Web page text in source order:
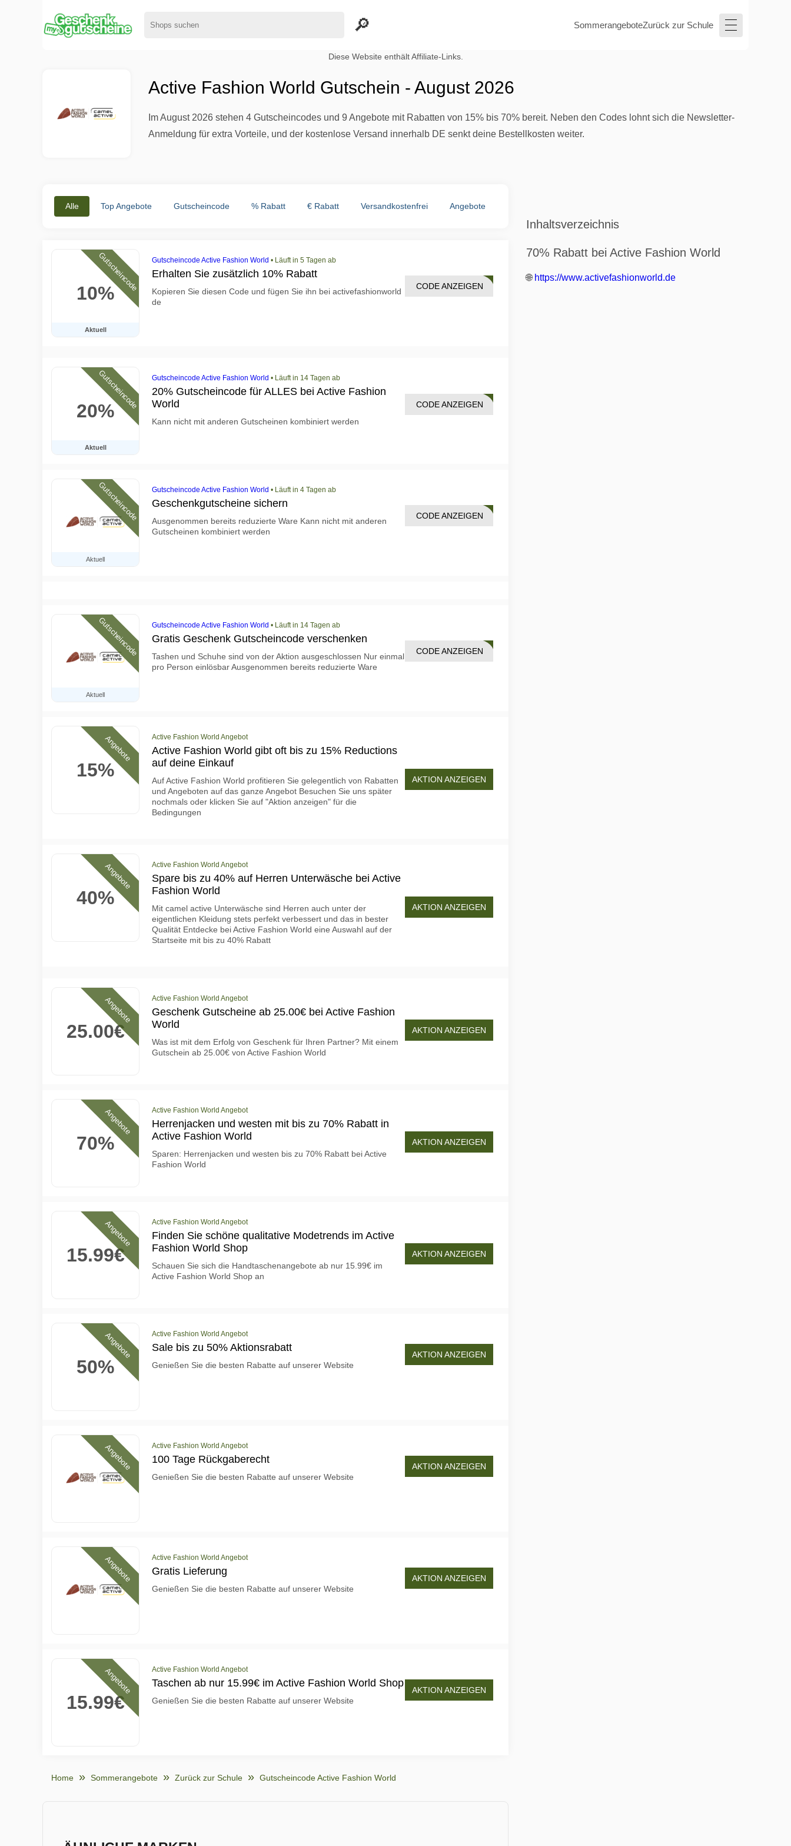
SommerangeboteZurück zur Schule
Diese Website enthält Affiliate-Links.
Active Fashion World Gutschein - August 2026
Im August 2026 stehen 4 Gutscheincodes und 9 Angebote mit Rabatten von 15% bis 70% bereit. Neben den Codes lohnt sich die Newsletter-
Anmeldung für extra Vorteile, und der kostenlose Versand innerhalb DE senkt deine Bestellkosten weiter.
Alle Top Angebote Gutscheincode % Rabatt € Rabatt Versandkostenfrei Angebote
10%
Aktuell
Gutscheincode Gutscheincode Active Fashion World • Läuft in 5 Tagen ab
Erhalten Sie zusätzlich 10% Rabatt
Kopieren Sie diesen Code und fügen Sie ihn bei activefashionworld
de
LE10
CODE ANZEIGEN
20%
Aktuell
Gutscheincode Gutscheincode Active Fashion World • Läuft in 14 Tagen ab
20% Gutscheincode für ALLES bei Active Fashion
World
Kann nicht mit anderen Gutscheinen kombiniert werden
AR20
CODE ANZEIGEN
Aktuell
Gutscheincode Gutscheincode Active Fashion World • Läuft in 4 Tagen ab
Geschenkgutscheine sichern
Ausgenommen bereits reduzierte Ware Kann nicht mit anderen
Gutscheinen kombiniert werden
TTLE
CODE ANZEIGEN
Aktuell
Gutscheincode Gutscheincode Active Fashion World • Läuft in 14 Tagen ab
Gratis Geschenk Gutscheincode verschenken
Tashen und Schuhe sind von der Aktion ausgeschlossen Nur einmal
pro Person einlösbar Ausgenommen bereits reduzierte Ware
OOTH
CODE ANZEIGEN
15%
Angebote Active Fashion World Angebot
Active Fashion World gibt oft bis zu 15% Reductions
auf deine Einkauf
Auf Active Fashion World profitieren Sie gelegentlich von Rabatten
und Angeboten auf das ganze Angebot Besuchen Sie uns später
nochmals oder klicken Sie auf "Aktion anzeigen" für die
Bedingungen
AKTION ANZEIGEN
40%
Angebote Active Fashion World Angebot
Spare bis zu 40% auf Herren Unterwäsche bei Active
Fashion World
Mit camel active Unterwäsche sind Herren auch unter der
eigentlichen Kleidung stets perfekt verbessert und das in bester
Qualität Entdecke bei Active Fashion World eine Auswahl auf der
Startseite mit bis zu 40% Rabatt
AKTION ANZEIGEN
25.00€
Angebote Active Fashion World Angebot
Geschenk Gutscheine ab 25.00€ bei Active Fashion
World
Was ist mit dem Erfolg von Geschenk für Ihren Partner? Mit einem
Gutschein ab 25.00€ von Active Fashion World
AKTION ANZEIGEN
70%
Angebote Active Fashion World Angebot
Herrenjacken und westen mit bis zu 70% Rabatt in
Active Fashion World
Sparen: Herrenjacken und westen bis zu 70% Rabatt bei Active
Fashion World
AKTION ANZEIGEN
15.99€
Angebote Active Fashion World Angebot
Finden Sie schöne qualitative Modetrends im Active
Fashion World Shop
Schauen Sie sich die Handtaschenangebote ab nur 15.99€ im
Active Fashion World Shop an
AKTION ANZEIGEN
50%
Angebote Active Fashion World Angebot
Sale bis zu 50% Aktionsrabatt
Genießen Sie die besten Rabatte auf unserer Website
AKTION ANZEIGEN
Angebote Active Fashion World Angebot
100 Tage Rückgaberecht
Genießen Sie die besten Rabatte auf unserer Website
AKTION ANZEIGEN
Angebote Active Fashion World Angebot
Gratis Lieferung
Genießen Sie die besten Rabatte auf unserer Website
AKTION ANZEIGEN
15.99€
Angebote Active Fashion World Angebot
Taschen ab nur 15.99€ im Active Fashion World Shop
Genießen Sie die besten Rabatte auf unserer Website
AKTION ANZEIGEN
Home Sommerangebote Zurück zur Schule Gutscheincode Active Fashion World
Inhaltsverzeichnis
70% Rabatt bei Active Fashion World
🌐 https://www.activefashionworld.de